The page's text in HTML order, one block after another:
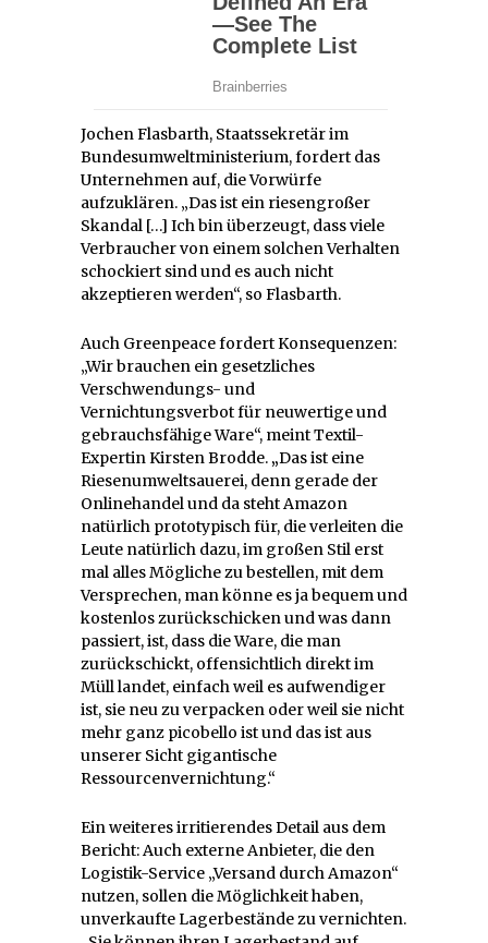
Jochen Flasbarth, Staatssekretär im
Bundesumweltministerium, fordert das
Unternehmen auf, die Vorwürfe
aufzuklären. „Das ist ein riesengroßer
Skandal […] Ich bin überzeugt, dass viele
Verbraucher von einem solchen Verhalten
schockiert sind und es auch nicht
akzeptieren werden“, so Flasbarth.
Auch Greenpeace fordert Konsequenzen:
„Wir brauchen ein gesetzliches
Verschwendungs- und
Vernichtungsverbot für neuwertige und
gebrauchsfähige Ware“, meint Textil-
Expertin Kirsten Brodde. „Das ist eine
Riesenumweltsauerei, denn gerade der
Onlinehandel und da steht Amazon
natürlich prototypisch für, die verleiten die
Leute natürlich dazu, im großen Stil erst
mal alles Mögliche zu bestellen, mit dem
Versprechen, man könne es ja bequem und
kostenlos zurückschicken und was dann
passiert, ist, dass die Ware, die man
zurückschickt, offensichtlich direkt im
Müll landet, einfach weil es aufwendiger
ist, sie neu zu verpacken oder weil sie nicht
mehr ganz picobello ist und das ist aus
unserer Sicht gigantische
Ressourcenvernichtung.“
Ein weiteres irritierendes Detail aus dem
Bericht: Auch externe Anbieter, die den
Logistik-Service „Versand durch Amazon“
nutzen, sollen die Möglichkeit haben,
unverkaufte Lagerbestände zu vernichten.